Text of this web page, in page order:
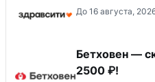
До 16 августа,
Бетховен —
2500 ₽!